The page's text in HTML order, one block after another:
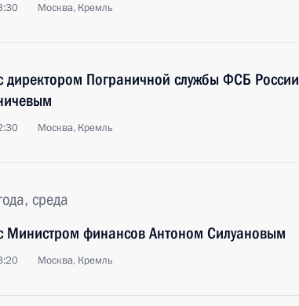
Москва, Кремль
директором Пограничной службы ФСБ России
Москва, Кремль
среда
Министром финансов Антоном Силуановым
Москва, Кремль